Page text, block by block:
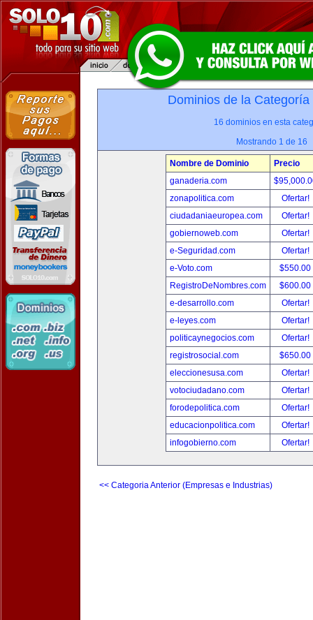
Dominios de la
16 dominios en esta
Mostrando 1 de 16
Nombre de Dominio
Precio
ganaderia.com
zonapolitica.com
Ofertar!
ciudadaniaeuropea.com
Ofertar!
gobiernoweb.com
Ofertar!
e-Seguridad.com
Ofertar!
e-Voto.com
$550.00
RegistroDeNombres.com
$600.00
e-desarrollo.com
Ofertar!
e-leyes.com
Ofertar!
politicaynegocios.com
Ofertar!
registrosocial.com
$650.00
eleccionesusa.com
Ofertar!
votociudadano.com
Ofertar!
forodepolitica.com
Ofertar!
educacionpolitica.com
Ofertar!
infogobierno.com
Ofertar!
<< Categoria Anterior (Empresas e Industrias)